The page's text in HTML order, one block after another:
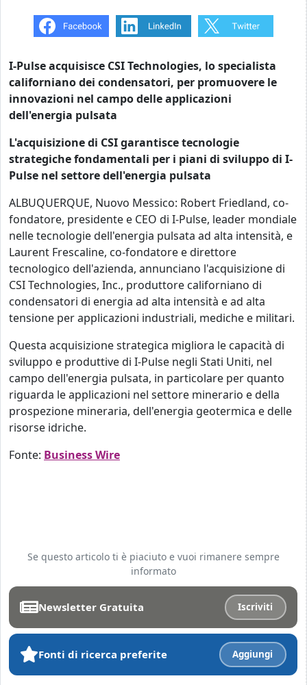
I-Pulse acquisisce CSI Technologies, lo specialista
californiano dei condensatori, per promuovere le
innovazioni nel campo delle applicazioni
dell'energia pulsata
L'acquisizione di CSI garantisce tecnologie
strategiche fondamentali per i piani di sviluppo di I-
Pulse nel settore dell'energia pulsata
ALBUQUERQUE, Nuovo Messico: Robert Friedland, co-
fondatore, presidente e CEO di I-Pulse, leader mondiale
nelle tecnologie dell'energia pulsata ad alta intensità, e
Laurent Frescaline, co-fondatore e direttore
tecnologico dell'azienda, annunciano l'acquisizione di
CSI Technologies, Inc., produttore californiano di
condensatori di energia ad alta intensità e ad alta
tensione per applicazioni industriali, mediche e militari.
Questa acquisizione strategica migliora le capacità di
sviluppo e produttive di I-Pulse negli Stati Uniti, nel
campo dell'energia pulsata, in particolare per quanto
riguarda le applicazioni nel settore minerario e della
prospezione mineraria, dell'energia geotermica e delle
risorse idriche.
Fonte: Business Wire
Se questo articolo ti è piaciuto e vuoi rimanere sempre
informato
Newsletter Gratuita Iscriviti
Fonti di ricerca preferite Aggiungi